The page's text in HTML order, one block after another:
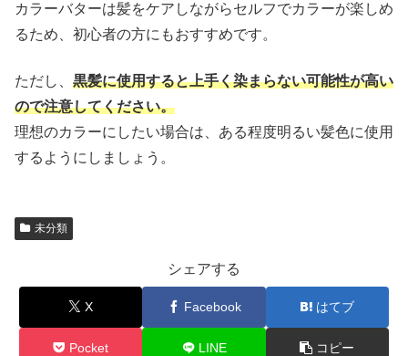
カラーバターは髪をケアしながらセルフでカラーが楽しめ
るため、初心者の方にもおすすめです。
ただし、 黒髪に使用すると上手く染まらない可能性が高い
ので注意してください。
理想のカラーにしたい場合は、ある程度明るい髪色に使用
するようにしましょう。
未分類
シェアする
X Facebook はてブ
Pocket LINE コピー